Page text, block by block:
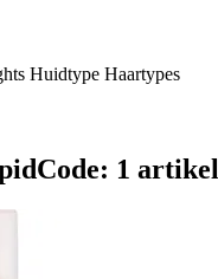
Huidtype Haartypes
1 artikel